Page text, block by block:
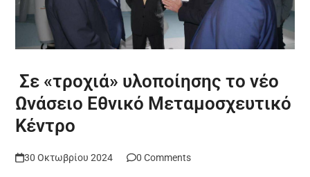
Σε «τροχιά» υλοποίησης το νέο
Ωνάσειο Εθνικό Μεταμοσχευτικό
Κέντρο
30 Οκτωβρίου 2024 0 Comments